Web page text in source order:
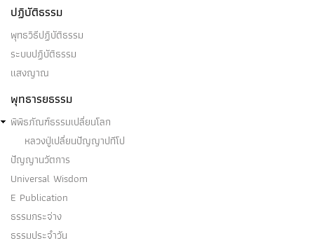
ปฏิบัติธรรม
พุทธวิธีปฏิบัติธรรม
ระบบปฏิบัติธรรม
แสงญาณ
พุทธารยธรรม
พิพิธภัณฑ์ธรรมเปลี่ยนโลก
หลวงปู่เปลี่ยนปัญญาปทีโป
ปัญญานวัตการ
Universal Wisdom
E Publication
ธรรมกระจ่าง
ธรรมประจำวัน